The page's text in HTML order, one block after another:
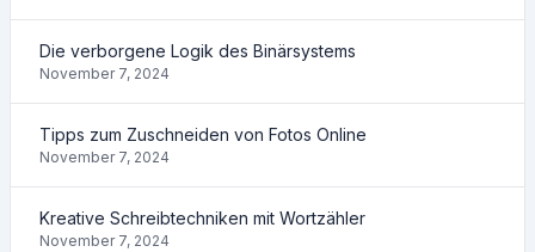
Die verborgene Logik des Binärsystems
November 7, 2024
Tipps zum Zuschneiden von Fotos Online
November 7, 2024
Kreative Schreibtechniken mit Wortzähler
November 7, 2024